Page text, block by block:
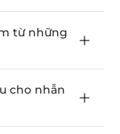
từ những
cho nhẫn